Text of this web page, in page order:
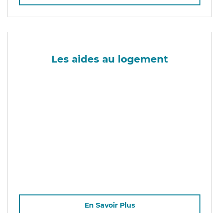
Les aides au logement
En Savoir Plus